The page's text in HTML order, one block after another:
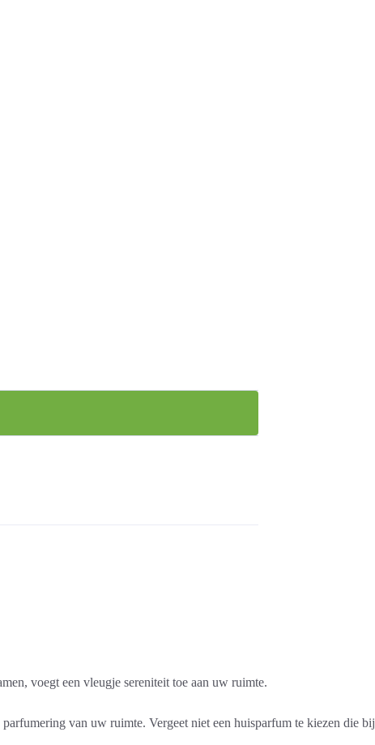
voegt een vleugje sereniteit toe aan uw ruimte.
van uw ruimte. Vergeet niet een huisparfum te kiezen die bij